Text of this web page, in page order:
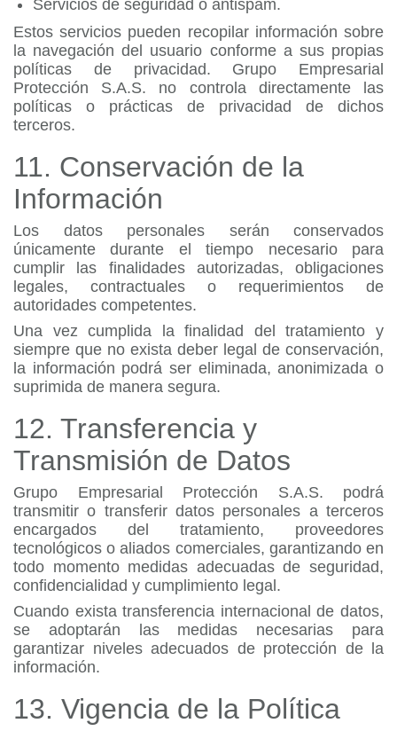
Servicios de seguridad o antispam.
Estos servicios pueden recopilar información sobre
la navegación del usuario conforme a sus propias
políticas de privacidad. Grupo Empresarial
Protección S.A.S. no controla directamente las
políticas o prácticas de privacidad de dichos
terceros.
11. Conservación de la
Información
Los datos personales serán conservados
únicamente durante el tiempo necesario para
cumplir las finalidades autorizadas, obligaciones
legales, contractuales o requerimientos de
autoridades competentes.
Una vez cumplida la finalidad del tratamiento y
siempre que no exista deber legal de conservación,
la información podrá ser eliminada, anonimizada o
suprimida de manera segura.
12. Transferencia y
Transmisión de Datos
Grupo Empresarial Protección S.A.S. podrá
transmitir o transferir datos personales a terceros
encargados del tratamiento, proveedores
tecnológicos o aliados comerciales, garantizando en
todo momento medidas adecuadas de seguridad,
confidencialidad y cumplimiento legal.
Cuando exista transferencia internacional de datos,
se adoptarán las medidas necesarias para
garantizar niveles adecuados de protección de la
información.
13. Vigencia de la Política